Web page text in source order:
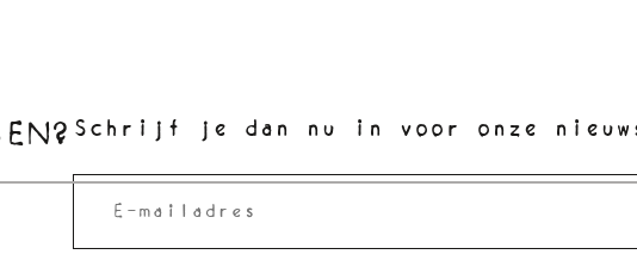
Schrijf je dan nu in voor onze